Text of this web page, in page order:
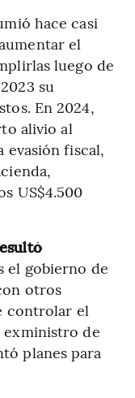
hace casi
el
luego de
su
En 2024,
alivio al
evasión fiscal,
US$4.500
el gobierno de
otros
controlar el
exministro de
planes para